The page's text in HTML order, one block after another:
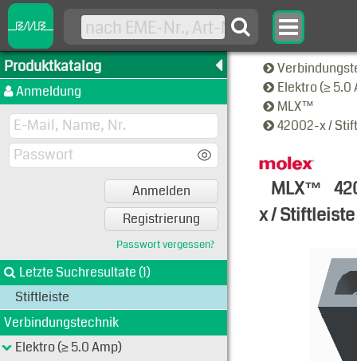
Produktkatalog
Anmeldung
Anmelden
Registrierung
Passwort vergessen?
Letzte Suchresultate (1)
Stiftleiste
Verbindungstechnik
Elektro (≥ 5.0 Amp)
Elektro (≥ 5.0
MLX™
42002-x /
MLX™
x / Stiftleiste